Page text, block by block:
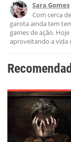
Este conteúdo
Outro
Sara Gomes
Com cerca
garota ainda tem
games de ação.
aproveitando a vida